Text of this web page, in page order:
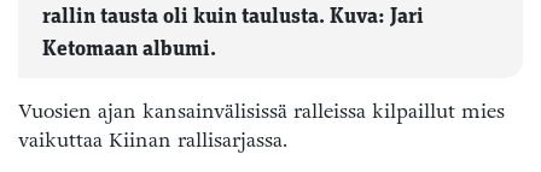
rallin tausta oli kuin taulusta. Kuva: Jari
Ketomaan albumi.
Vuosien ajan kansainvälisissä ralleissa kilpaillut mies
vaikuttaa Kiinan rallisarjassa.